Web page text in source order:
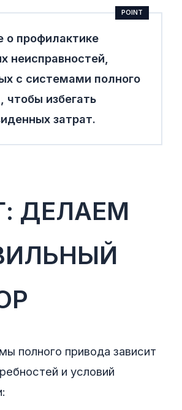
о профилактике
неисправностей
с системами полного
чтобы избегать
затрат.
ДЕЛАЕМ
полного привода зависит
и условий